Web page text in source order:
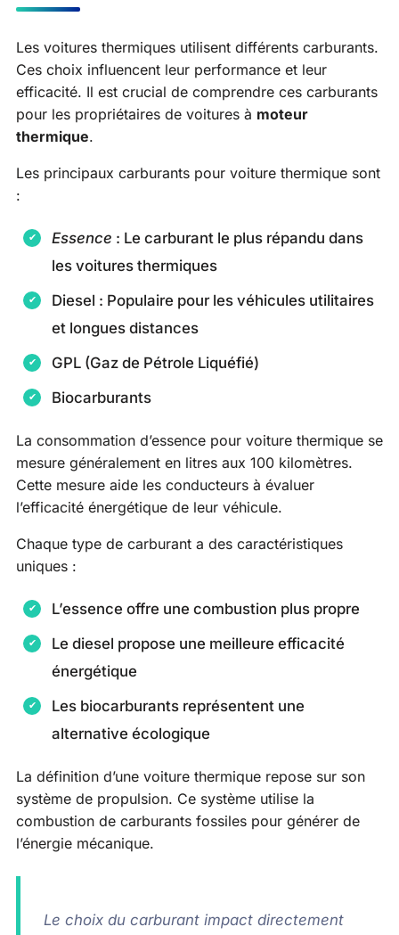
Les voitures thermiques utilisent différents carburants.
Ces choix influencent leur performance et leur
efficacité. Il est crucial de comprendre ces carburants
pour les propriétaires de voitures à moteur
thermique.
Les principaux carburants pour voiture thermique sont
:
Essence : Le carburant le plus répandu dans
les voitures thermiques
Diesel : Populaire pour les véhicules utilitaires
et longues distances
GPL (Gaz de Pétrole Liquéfié)
Biocarburants
La consommation d’essence pour voiture thermique se
mesure généralement en litres aux 100 kilomètres.
Cette mesure aide les conducteurs à évaluer
l’efficacité énergétique de leur véhicule.
Chaque type de carburant a des caractéristiques
uniques :
L’essence offre une combustion plus propre
Le diesel propose une meilleure efficacité
énergétique
Les biocarburants représentent une
alternative écologique
La définition d’une voiture thermique repose sur son
système de propulsion. Ce système utilise la
combustion de carburants fossiles pour générer de
l’énergie mécanique.
Le choix du carburant impact directement